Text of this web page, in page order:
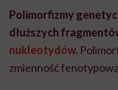
Polimorfizmy
dłuższych
nukleotydów.
zmienność